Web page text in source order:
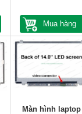
Mua hàng
Màn hình laptop